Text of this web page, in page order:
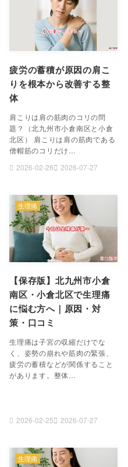
疲労の蓄積が原因の肩こ
りを根本から改善する整
体
肩こりは肩の筋肉のコリの問
題？（北九州市小倉南区と小倉
北区） 肩こりは肩の筋肉である
僧帽筋のコリだけ…
2026-02-26
2026-07-27
【保存版】北九州市小倉
南区・小倉北区で生理痛
に悩む方へ｜原因・対
策・口コミ
生理痛は子宮の収縮だけでな
く、姿勢の崩れや筋肉の緊張、
疲労の蓄積などが関係すること
があります。整体…
2026-02-25 2026-07-27
生理痛
生理痛